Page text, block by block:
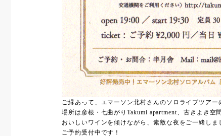
ご縁あって、エマーソン北村さんのソロライブツア
場所は彦根・七曲がりTakumi apartment、古きよき空
おいしいワインを傾けながら、素敵な夜をご一緒しま
ご予約受付中です！